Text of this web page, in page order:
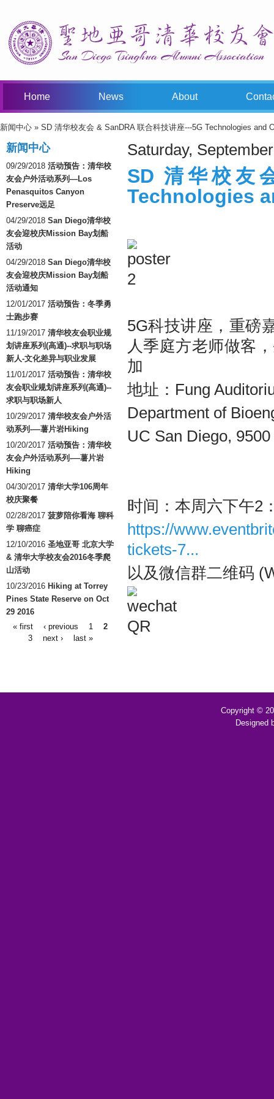
Home News About
You Are Here
新闻中心 » SD 清华校友会 & SanDRA 联合科技讲座---5G Technologies and
新闻中心
09/29/2018 活动预告：清华校
友会户外活动系列—Los
Penasquitos Canyon
Preserve远足
04/29/2018 San Diego清华校
友会迎校庆Mission Bay划船
活动
04/29/2018 San Diego清华校
友会迎校庆Mission Bay划船
活动通知
12/01/2017 活动预告：冬季勇
士跑步赛
11/19/2017 清华校友会职业规
划讲座系列(高通)--求职与职场
新人-文化差异与职业发展
11/01/2017 活动预告：清华校
友会职业规划讲座系列(高通)--
求职与职场新人
10/29/2017 清华校友会户外活
动系列-—薯片岩Hiking
10/20/2017 活动预告：清华校
友会户外活动系列-—薯片岩
Hiking
04/30/2017 清华大学106周年
校庆聚餐
02/28/2017 菠萝陪你看海 聊科
学 聊癌症
12/10/2016 圣地亚哥 北京大学
& 清华大学校友会2016冬季爬
山活动
10/23/2016 Hiking at Torrey
Pines State Reserve on Oct
29 2016
Pages
« first ‹ previous 1
2
3
next › last »
Saturday,
SD 清华校友
Technologies
5G科技讲座，重磅
人季庭方老师做客
加
地址：Fung
Department of
UC San Diego,
时间：本周六下午2
https://
tickets-7...
以及微信群二维码
Copyright ©
Designed